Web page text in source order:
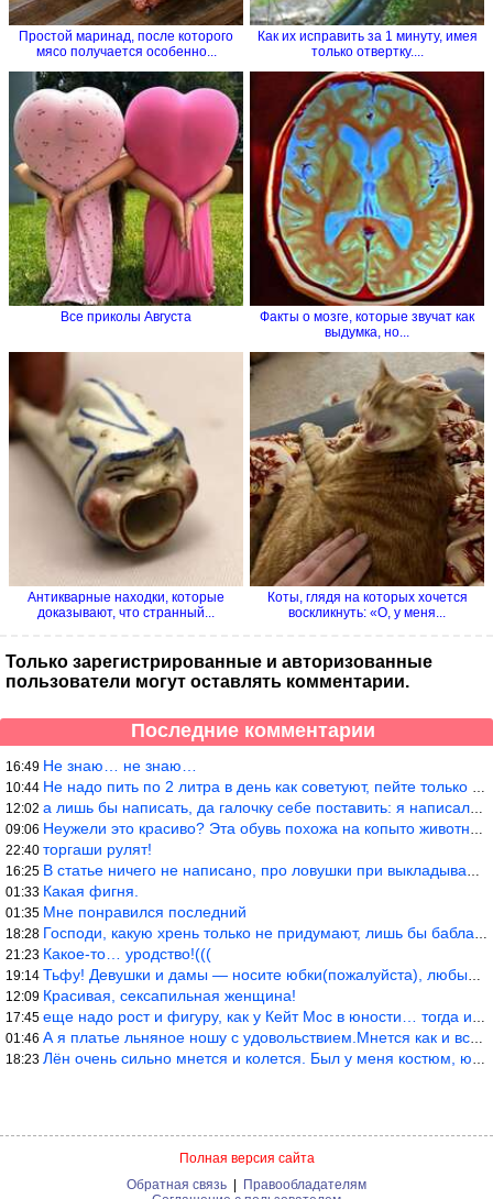
Простой маринад, после которого
мясо получается особенно...
Как их исправить за 1 минуту, имея
только отвертку....
Все приколы Августа
Факты о мозге, которые звучат как
выдумка, но...
Антикварные находки, которые
доказывают, что странный...
Коты, глядя на которых хочется
воскликнуть: «О, у меня...
Только зарегистрированные и авторизованные
пользователи могут оставлять комментарии.
Последние комментарии
16:49 Не знаю… не знаю…
10:44 Не надо пить по 2 литра в день как советуют, пейте только когда
12:02 а лишь бы написать, да галочку себе поставить: я написала статью
09:06 Неужели это красиво? Эта обувь похожа на копыто животного, не хв
22:40 торгаши рулят!
16:25 В статье ничего не написано, про ловушки при выкладывании товара
01:33 Какая фигня.
01:35 Мне понравился последний
18:28 Господи, какую хрень только не придумают, лишь бы бабла срубить!
21:23 Какое-то… уродство!(((
19:14 Тьфу! Девушки и дамы — носите юбки(пожалуйста), любые штаны на ж
12:09 Красивая, сексапильная женщина!
17:45 еще надо рост и фигуру, как у Кейт Мос в юности… тогда и стиль т
01:46 А я платье льняное ношу с удовольствием.Мнется как и все. Но это
18:23 Лён очень сильно мнется и колется. Был у меня костюм, юбка и жак
Полная версия сайта
Обратная связь | Правообладателям